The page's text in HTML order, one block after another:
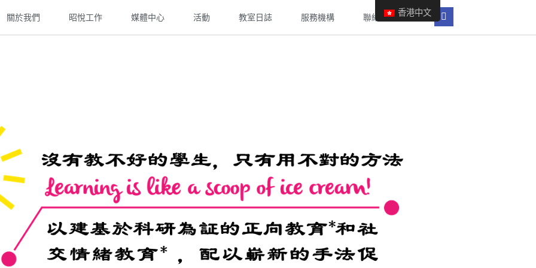
關於我們 昭悅工作 媒體中心 活動 教室日誌 服務機構 聯絡我們 香港中文